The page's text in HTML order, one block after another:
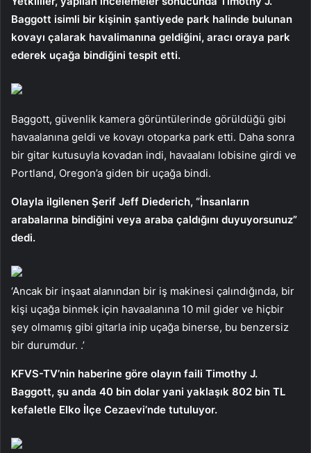
Baggott isimli bir kişinin şantiyede park halinde bulunan
kovayı çalarak havalimanına geldiğini, aracı oraya park
ederek uçağa bindiğini tespit etti.
Baggott, güvenlik kamera görüntülerinde görüldüğü gibi
havaalanına geldi ve kovayı otoparka park etti. Daha sonra
bir gitar kutusuyla kovadan indi, havaalanı lobisine girdi ve
Portland, Oregon’a giden bir uçağa bindi.
Olayla ilgilenen Şerif Jeff Diederich, “İnsanların
arabalarına bindiğini veya araba çaldığını duyuyorsunuz”
dedi.
‘Ancak bir inşaat alanından bir iş makinesi çalındığında, bir
kişi uçağa binmek için havaalanına 10 mil gider ve hiçbir
şey olmamış gibi gitarla inip uçağa binerse, bu benzersiz
bir durumdur. .’
KFVS-TV’nin haberine göre olayın faili Timothy J.
Baggott, şu anda 40 bin dolar yani yaklaşık 802 bin TL
kefaletle Elko İlçe Cezaevi’nde tutuluyor.